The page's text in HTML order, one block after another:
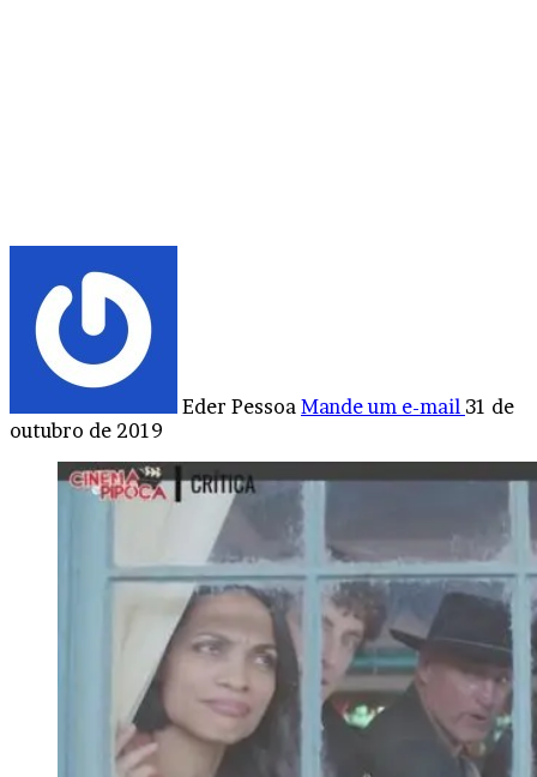
Eder Pessoa Mande um e-mail 31 de
outubro de 2019